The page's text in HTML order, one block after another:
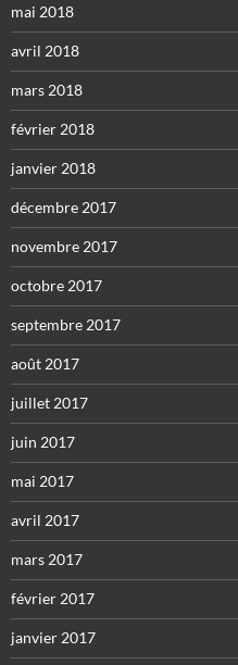
mai 2018
avril 2018
mars 2018
février 2018
janvier 2018
décembre 2017
novembre 2017
octobre 2017
septembre 2017
août 2017
juillet 2017
juin 2017
mai 2017
avril 2017
mars 2017
février 2017
janvier 2017